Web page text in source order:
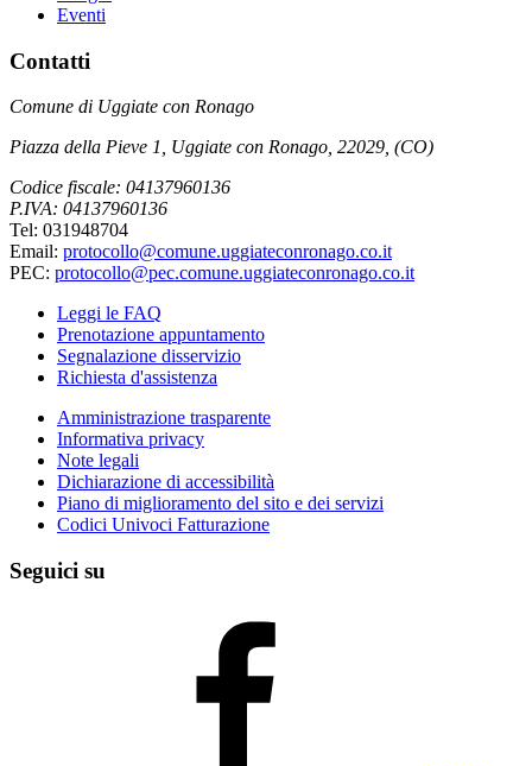
Eventi
Contatti
Comune di Uggiate con Ronago
Piazza della Pieve 1, Uggiate con Ronago, 22029, (CO)
Codice fiscale: 04137960136
P.IVA: 04137960136
Tel: 031948704
Email: protocollo@comune.uggiateconronago.co.it
PEC: protocollo@pec.comune.uggiateconronago.co.it
Leggi le FAQ
Prenotazione appuntamento
Segnalazione disservizio
Richiesta d'assistenza
Amministrazione trasparente
Informativa privacy
Note legali
Dichiarazione di accessibilità
Piano di miglioramento del sito e dei servizi
Codici Univoci Fatturazione
Seguici su